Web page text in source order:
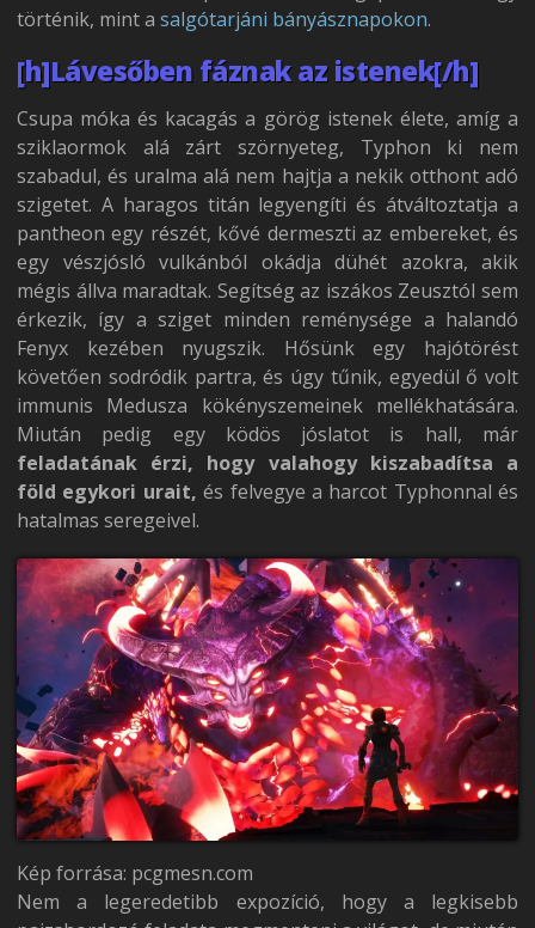
történik, mint a salgótarjáni bányásznapokon.
[h]Lávesőben fáznak az istenek[/h]
Csupa móka és kacagás a görög istenek élete, amíg a
sziklaormok alá zárt szörnyeteg, Typhon ki nem
szabadul, és uralma alá nem hajtja a nekik otthont adó
szigetet. A haragos titán legyengíti és átváltoztatja a
pantheon egy részét, kővé dermeszti az embereket, és
egy vészjósló vulkánból okádja dühét azokra, akik
mégis állva maradtak. Segítség az iszákos Zeusztól sem
érkezik, így a sziget minden reménysége a halandó
Fenyx kezében nyugszik. Hősünk egy hajótörést
követően sodródik partra, és úgy tűnik, egyedül ő volt
immunis Medusza kökényszemeinek mellékhatására.
Miután pedig egy ködös jóslatot is hall, már
feladatának érzi, hogy valahogy kiszabadítsa a
föld egykori urait,és felvegye a harcot Typhonnal és
hatalmas seregeivel.
Kép forrása: pcgmesn.com
Nem a legeredetibb expozíció, hogy a legkisebb